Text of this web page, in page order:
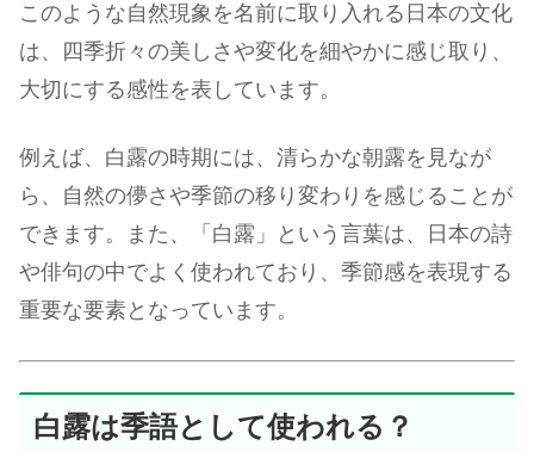
このような自然現象を名前に取り入れる日本の文化
は、四季折々の美しさや変化を細やかに感じ取り、
大切にする感性を表しています。
例えば、白露の時期には、清らかな朝露を見なが
ら、自然の儚さや季節の移り変わりを感じることが
できます。また、「白露」という言葉は、日本の詩
や俳句の中でよく使われており、季節感を表現する
重要な要素となっています。
白露は季語として使われる？